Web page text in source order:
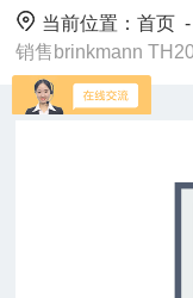
当前位置：首页 -
销售brinkmann